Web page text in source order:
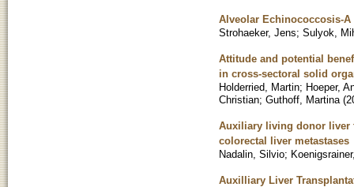
Alveolar Echinococcosis-
Strohaeker, Jens; Sulyok,
Attitude and potential
in cross-sectoral solid
Holderried, Martin; Hoeper,
Christian; Guthoff, Martina (
Auxiliary living donor liver
colorectal liver metastases
Nadalin, Silvio;
Auxilliary Liver